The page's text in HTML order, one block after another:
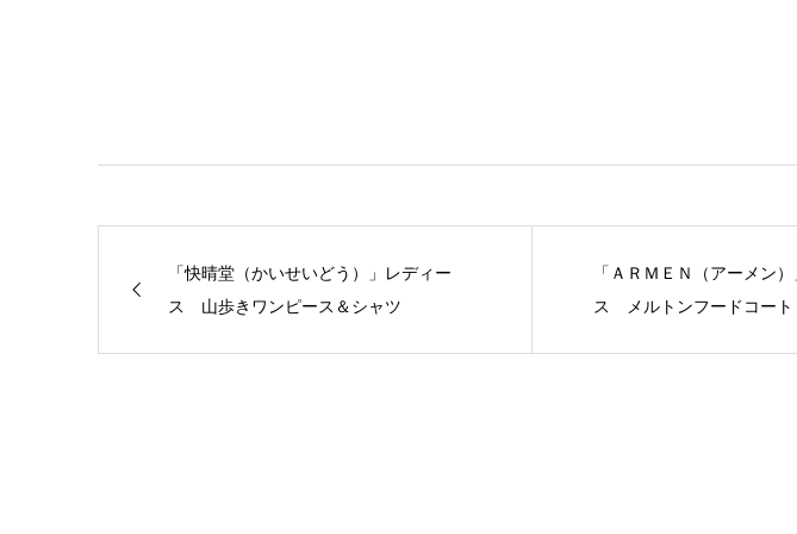
「快晴堂（かいせいどう）」レディー
ス 山歩きワンピース＆シャツ
「ＡＲＭＥＮ（アーメン
ス メルトンフードコート